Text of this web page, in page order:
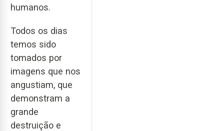
humanos.
Todos os dias
temos sido
tomados por
imagens que nos
angustiam, que
demonstram a
grande
destruição e